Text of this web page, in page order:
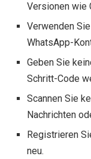
Versionen wie
Verwenden
WhatsApp-
Geben Sie
Schritt-Code
Scannen Sie
Nachrichten
Registrieren
neu.